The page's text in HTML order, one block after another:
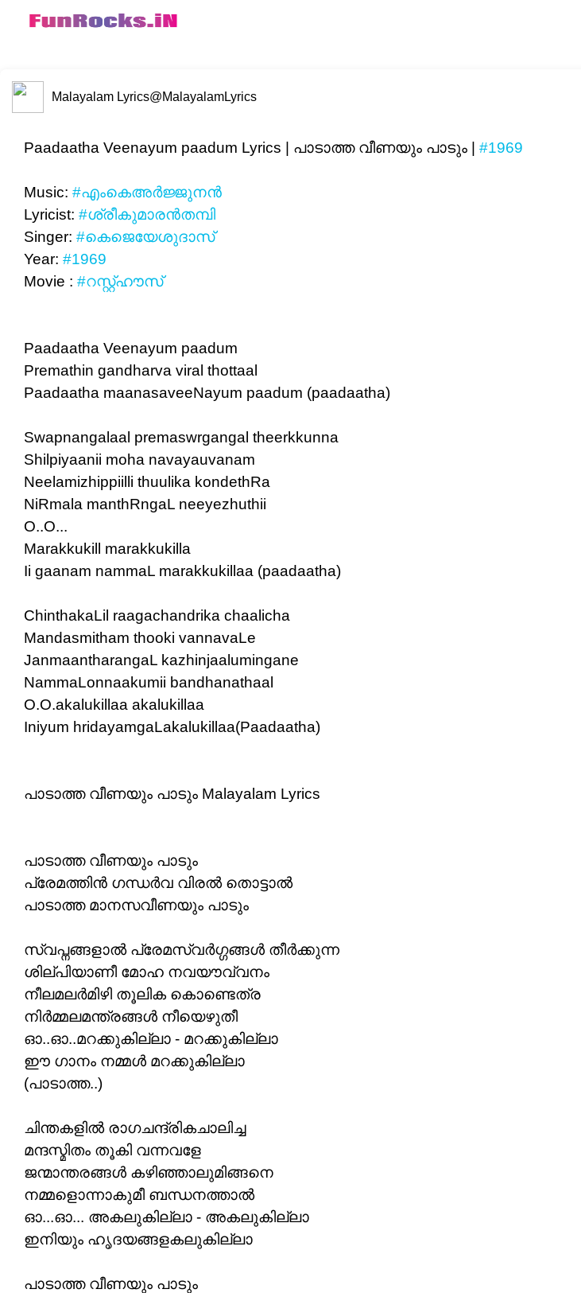
Malayalam Lyrics@MalayalamLyrics
Paadaatha Veenayum paadum Lyrics | പാടാത്ത വീണയും പാടും | #1969
Music: #എംകെഅർജ്ജുനൻ
Lyricist: #ശ്രീകുമാരൻതമ്പി
Singer: #കെജെയേശുദാസ്
Year: #1969
Movie : #റസ്റ്റ്‌ഹൗസ്
Paadaatha Veenayum paadum
Premathin gandharva viral thottaal
Paadaatha maanasaveeNayum paadum (paadaatha)
Swapnangalaal premaswrgangal theerkkunna
Shilpiyaanii moha navayauvanam
Neelamizhippiilli thuulika kondethRa
NiRmala manthRngaL neeyezhuthii
O..O...
Marakkukill marakkukilla
Ii gaanam nammaL marakkukillaa (paadaatha)
ChinthakaLil raagachandrika chaalicha
Mandasmitham thooki vannavaLe
JanmaantharangaL kazhinjaalumingane
NammaLonnaakumii bandhanathaal
O.O.akalukillaa akalukillaa
Iniyum hridayamgaLakalukillaa(Paadaatha)
പാടാത്ത വീണയും പാടും Malayalam Lyrics
പാടാത്ത വീണയും പാടും
പ്രേമത്തിൻ ഗന്ധർവ വിരൽ തൊട്ടാൽ
പാടാത്ത മാനസവീണയും പാടും
സ്വപ്നങ്ങളാൽ പ്രേമസ്വർഗ്ഗങ്ങൾ തീർക്കുന്ന
ശില്പിയാണീ മോഹ നവയൗവ്വനം
നീലമലർമിഴി തൂലിക കൊണ്ടെത്ര
നിർമ്മലമന്ത്രങ്ങൾ നീയെഴുതീ
ഓ..ഓ..മറക്കുകില്ലാ - മറക്കുകില്ലാ
ഈ ഗാനം നമ്മൾ മറക്കുകില്ലാ
(പാടാത്ത..)
ചിന്തകളിൽ രാഗചന്ദ്രികചാലിച്ച
മന്ദസ്മിതം തൂകി വന്നവളേ
ജന്മാന്തരങ്ങൾ കഴിഞ്ഞാലുമിങ്ങനെ
നമ്മളൊന്നാകുമീ ബന്ധനത്താൽ
ഓ...ഓ... അകലുകില്ലാ - അകലുകില്ലാ
ഇനിയും ഹൃദയങ്ങളകലുകില്ലാ
പാടാത്ത വീണയും പാടും